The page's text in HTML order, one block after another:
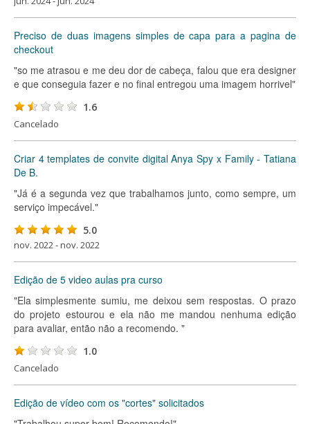
Preciso de duas imagens simples de capa para a pagina de
checkout
"so me atrasou e me deu dor de cabeça, falou que era designer
e que conseguia fazer e no final entregou uma imagem horrivel"
1.6
Cancelado
Criar 4 templates de convite digital Anya Spy x Family - Tatiana
De B.
"Já é a segunda vez que trabalhamos junto, como sempre, um
serviço impecável."
5.0
nov. 2022 - nov. 2022
Edição de 5 video aulas pra curso
"Ela simplesmente sumiu, me deixou sem respostas. O prazo
do projeto estourou e ela não me mandou nenhuma edição
para avaliar, então não a recomendo. "
1.0
Cancelado
Edição de vídeo com os "cortes" solicitados